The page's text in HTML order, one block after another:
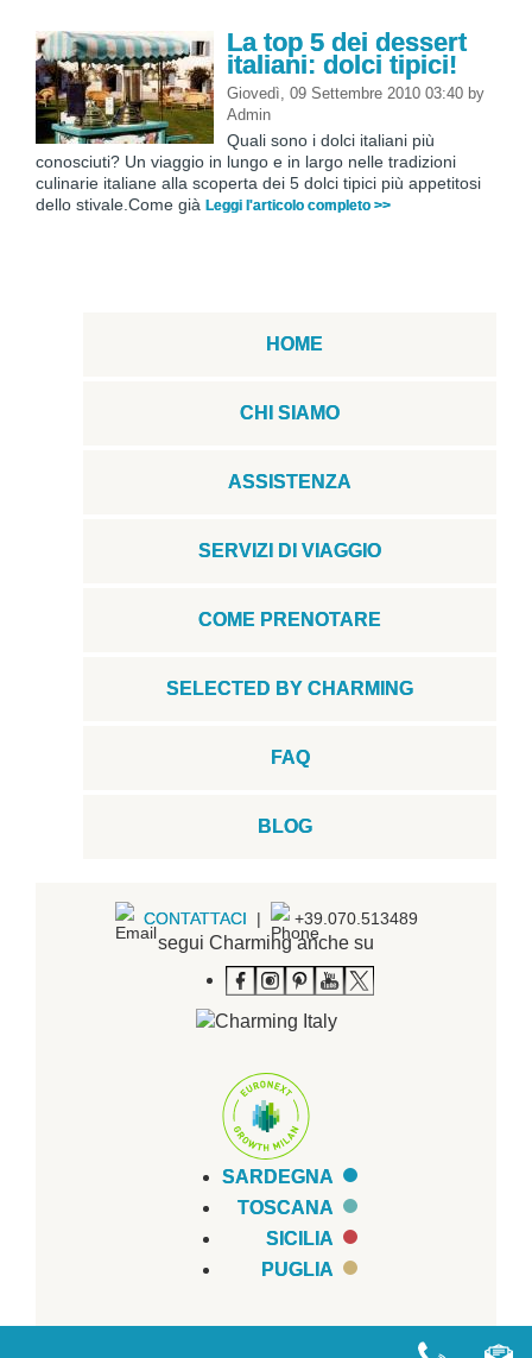
La top 5 dei dessert
italiani: dolci tipici!
Giovedì, 09 Settembre 2010 03:40 by
Admin
Quali sono i dolci italiani più
conosciuti? Un viaggio in lungo e in largo nelle tradizioni
culinarie italiane alla scoperta dei 5 dolci tipici più appetitosi
dello stivale.Come già Leggi l'articolo completo >>
HOME
CHI SIAMO
ASSISTENZA
SERVIZI DI VIAGGIO
COME PRENOTARE
SELECTED BY CHARMING
FAQ
BLOG
CONTATTACI | +39.070.513489
segui Charming anche su
SARDEGNA
TOSCANA
SICILIA
PUGLIA